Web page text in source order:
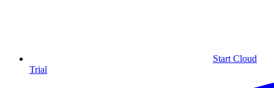
Start Cloud
Trial